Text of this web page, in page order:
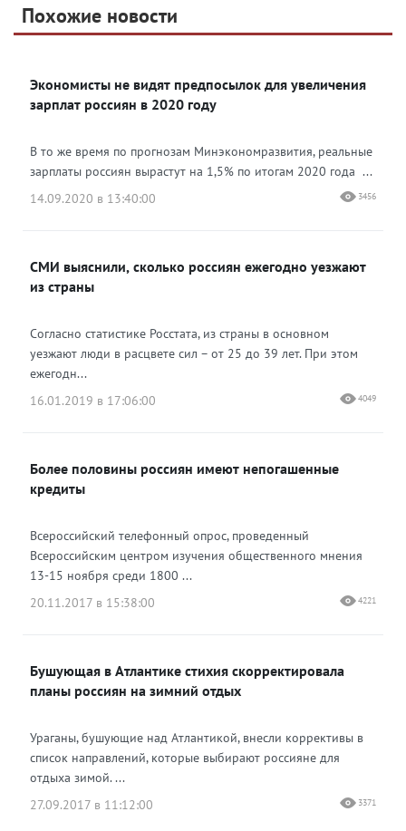
Telegram
Одноклассники
Яндекс Дзен
Похожие новости
Экономисты не видят предпосылок для увеличения
зарплат россиян в 2020 году
В то же время по прогнозам Минэкономразвития, реальные
зарплаты россиян вырастут на 1,5% по итогам 2020 года ...
14.09.2020 в 13:40:00
3456
СМИ выяснили, сколько россиян ежегодно уезжают
из страны
Согласно статистике Росстата, из страны в основном
уезжают люди в расцвете сил – от 25 до 39 лет. При этом
ежегодн...
16.01.2019 в 17:06:00
4049
Более половины россиян имеют непогашенные
кредиты
Всероссийский телефонный опрос, проведенный
Всероссийским центром изучения общественного мнения
13-15 ноября среди 1800 ...
20.11.2017 в 15:38:00
4221
Бушующая в Атлантике стихия скорректировала
планы россиян на зимний отдых
Ураганы, бушующие над Атлантикой, внесли коррективы в
список направлений, которые выбирают россияне для
отдыха зимой. ...
27.09.2017 в 11:12:00
3371